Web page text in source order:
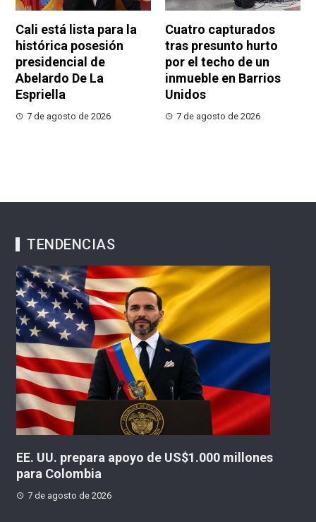
Cali está lista para la
histórica posesión
presidencial de
Abelardo De La
Espriella
7 de agosto de 2026
Cuatro capturados
tras presunto hurto
por el techo de un
inmueble en Barrios
Unidos
7 de agosto de 2026
TENDENCIAS
De la Espriella anuncia megacárceles
delincuentes peligrosos
7 de agosto de 2026